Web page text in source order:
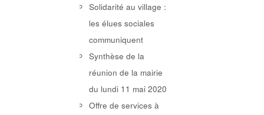
Solidarité au village :
les élues sociales
communiquent
Synthèse de la
réunion de la mairie
du lundi 11 mai 2020
Offre de services à